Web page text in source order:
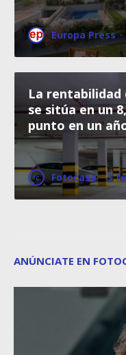
Europa Press ·
La rentabilidad
se sitúa en un
punto en un
Fotocasa · 3
ANÚNCIATE EN